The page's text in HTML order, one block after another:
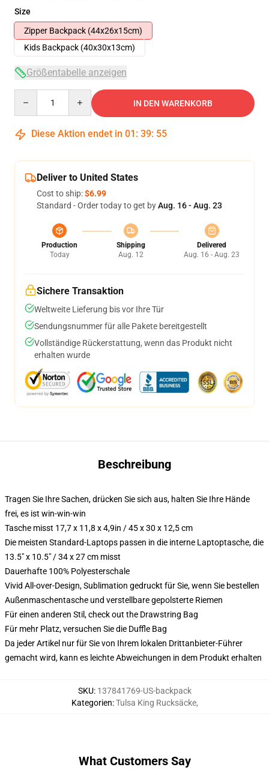
Size
Zipper Backpack (44x26x15cm)
Kids Backpack (40x30x13cm)
Größentabelle anzeigen
IN DEN WARENKORB
Diese Aktion endet in 01 : 39: 54
Deliver to United States
Cost to ship:$6.99
Standard - Order today to get byAug. 16 - Aug. 23
Production
Today
Shipping
Aug. 12
Delivered
Aug. 16 - Aug. 23
Sichere Transaktion
Weltweite Lieferung bis vor Ihre Tür
Sendungsnummer für alle Pakete bereitgestellt
Vollständige Rückerstattung, wenn das Produkt nicht
erhalten wurde
Beschreibung
Tragen Sie Ihre Sachen, drücken Sie sich aus, halten Sie Ihre Hände
frei, es ist win-win-win
Tasche misst 17,7 x 11,8 x 4,9in / 45 x 30 x 12,5 cm
Die meisten Standard-Laptops passen in die interne Laptoptasche, die
13.5" x 10.5" / 34 x 27 cm misst
Dauerhafte 100% Polyesterschale
Vivid All-over-Design, Sublimation gedruckt für Sie, wenn Sie bestellen
Außenmaschentasche und verstellbare gepolsterte Riemen
Für einen anderen Stil, check out the Drawstring Bag
Für mehr Platz, versuchen Sie die Duffle Bag
Da jeder Artikel nur für Sie von Ihrem lokalen Drittanbieter-Führer
gemacht wird, kann es leichte Abweichungen in dem Produkt erhalten
SKU: 137841769-US-backpack
Kategorien:Tulsa King Rucksäcke,
What Customers Say